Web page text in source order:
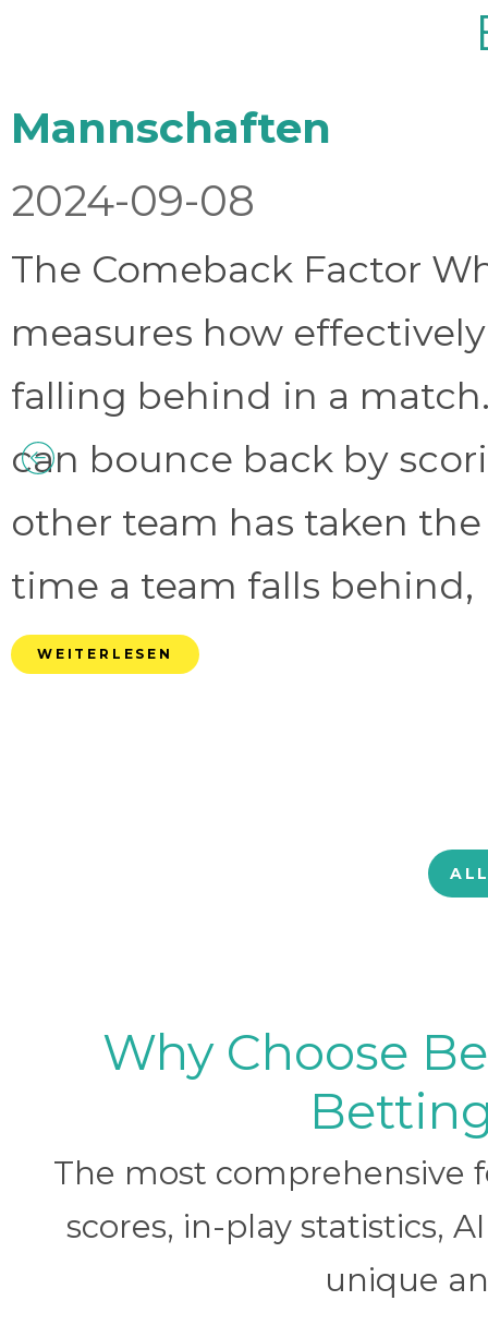
Mannschaften
2024-09-08
The Comeback Factor
measures how
falling behind in a
can bounce back by
other team has taken
time a team falls behind,
WEITERLESEN
Why Choose
The most
scores, in-play statistics,
unique